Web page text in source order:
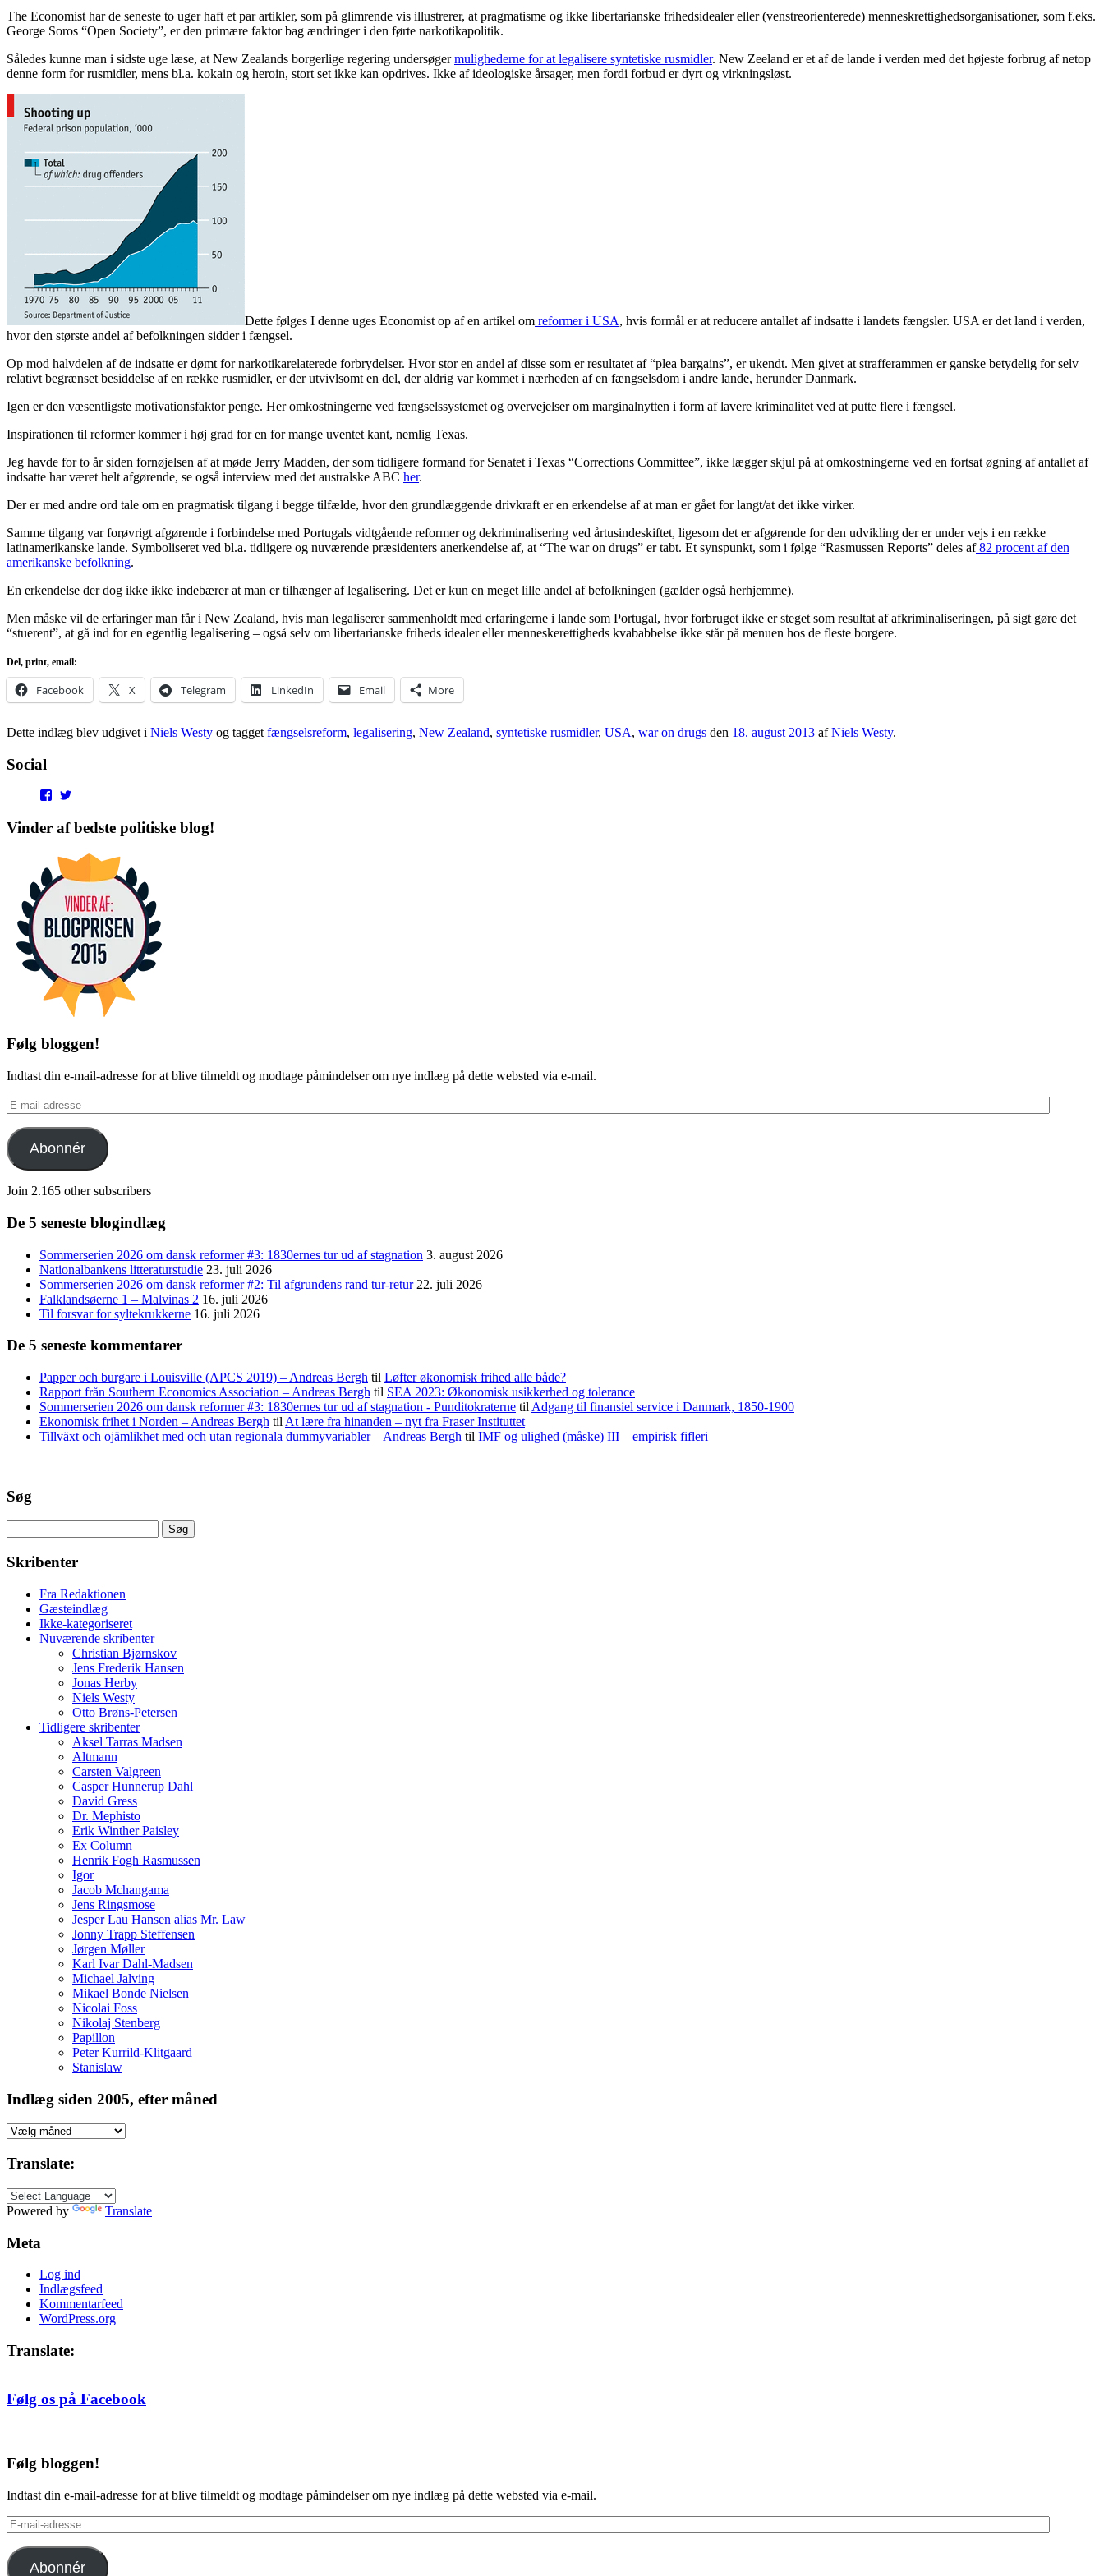
The Economist har de seneste to uger haft et par artikler, som på glimrende vis illustrerer, at pragmatisme og ikke libertarianske frihedsidealer eller (venstreorienterede) menneskrettighedsorganisationer, som f.eks.
George Soros “Open Society”, er den primære faktor bag ændringer i den førte narkotikapolitik.
Således kunne man i sidste uge læse, at New Zealands borgerlige regering undersøgermulighederne for at legalisere syntetiske rusmidler. New Zeeland er et af de lande i verden med det højeste forbrug af netop
denne form for rusmidler, mens bl.a. kokain og heroin, stort set ikke kan opdrives. Ikke af ideologiske årsager, men fordi forbud er dyrt og virkningsløst.
Dette følges I denne uges Economist op af en artikel om reformer i USA, hvis formål er at reducere antallet af indsatte i landets fængsler. USA er det land i verden,
hvor den største andel af befolkningen sidder i fængsel.
Op mod halvdelen af de indsatte er dømt for narkotikarelaterede forbrydelser. Hvor stor en andel af disse som er resultatet af “plea bargains”, er ukendt. Men givet at strafferammen er ganske betydelig for selv
relativt begrænset besiddelse af en række rusmidler, er der utvivlsomt en del, der aldrig var kommet i nærheden af en fængselsdom i andre lande, herunder Danmark.
Igen er den væsentligste motivationsfaktor penge. Her omkostningerne ved fængselssystemet og overvejelser om marginalnytten i form af lavere kriminalitet ved at putte flere i fængsel.
Inspirationen til reformer kommer i høj grad for en for mange uventet kant, nemlig Texas.
Jeg havde for to år siden fornøjelsen af at møde Jerry Madden, der som tidligere formand for Senatet i Texas “Corrections Committee”, ikke lægger skjul på at omkostningerne ved en fortsat øgning af antallet af
indsatte har været helt afgørende, se også interview med det australske ABC her.
Der er med andre ord tale om en pragmatisk tilgang i begge tilfælde, hvor den grundlæggende drivkraft er en erkendelse af at man er gået for langt/at det ikke virker.
Samme tilgang var forøvrigt afgørende i forbindelse med Portugals vidtgående reformer og dekriminalisering ved årtusindeskiftet, ligesom det er afgørende for den udvikling der er under vejs i en række
latinamerikanske lande. Symboliseret ved bl.a. tidligere og nuværende præsidenters anerkendelse af, at “The war on drugs” er tabt. Et synspunkt, som i følge “Rasmussen Reports” deles af82 procent af den
amerikanske befolkning.
En erkendelse der dog ikke ikke indebærer at man er tilhænger af legalisering. Det er kun en meget lille andel af befolkningen (gælder også herhjemme).
Men måske vil de erfaringer man får i New Zealand, hvis man legaliserer sammenholdt med erfaringerne i lande som Portugal, hvor forbruget ikke er steget som resultat af afkriminaliseringen, på sigt gøre det
“stuerent”, at gå ind for en egentlig legalisering – også selv om libertarianske friheds idealer eller menneskerettigheds kvababbelse ikke står på menuen hos de fleste borgere.
Del, print, email:
Facebook X Telegram LinkedIn Email More
Dette indlæg blev udgivet i Niels Westy og tagget fængselsreform, legalisering, New Zealand, syntetiske rusmidler, USA, war on drugs den 18. august 2013 afNiels Westy.
Social
View
profile
on
profile
on
Vinder af bedste politiske blog!
Følg bloggen!
Indtast din e-mail-adresse for at blive tilmeldt og modtage påmindelser om nye indlæg på dette websted via e-mail.
E-
mail-
adresse
Abonnér
Join 2.165 other subscribers
De 5 seneste blogindlæg
Sommerserien 2026 om dansk reformer #3: 1830ernes tur ud af stagnation 3. august 2026
Nationalbankens litteraturstudie 23. juli 2026
Sommerserien 2026 om dansk reformer #2: Til afgrundens rand tur-retur 22. juli 2026
Falklandsøerne 1 – Malvinas 2 16. juli 2026
Til forsvar for syltekrukkerne 16. juli 2026
De 5 seneste kommentarer
Papper och burgare i Louisville (APCS 2019) – Andreas Bergh til Løfter økonomisk frihed alle både?
Rapport från Southern Economics Association – Andreas Bergh til SEA 2023: Økonomisk usikkerhed og tolerance
Sommerserien 2026 om dansk reformer #3: 1830ernes tur ud af stagnation - Punditokraterne til Adgang til finansiel service i Danmark, 1850-1900
Ekonomisk frihet i Norden – Andreas Bergh til At lære fra hinanden – nyt fra Fraser Instituttet
Tillväxt och ojämlikhet med och utan regionala dummyvariabler – Andreas Bergh til IMF og ulighed (måske) III – empirisk fifleri
Søg
efter:
Skribenter
Fra Redaktionen
Gæsteindlæg
Ikke-kategoriseret
Nuværende skribenter
Christian Bjørnskov
Jens Frederik Hansen
Jonas Herby
Niels Westy
Otto Brøns-Petersen
Tidligere skribenter
Aksel Tarras Madsen
Altmann
Carsten Valgreen
Casper Hunnerup Dahl
David Gress
Dr. Mephisto
Erik Winther Paisley
Ex Column
Henrik Fogh Rasmussen
Igor
Jacob Mchangama
Jens Ringsmose
Jesper Lau Hansen alias Mr. Law
Jonny Trapp Steffensen
Jørgen Møller
Karl Ivar Dahl-Madsen
Michael Jalving
Mikael Bonde Nielsen
Nicolai Foss
Nikolaj Stenberg
Papillon
Peter Kurrild-Klitgaard
Stanislaw
Indlæg siden 2005, efter måned
Indlæg
2005,
måned
Translate:
Powered by Translate
Meta
Log ind
Indlægsfeed
Kommentarfeed
WordPress.org
Translate:
Følg os på Facebook
Følg bloggen!
Indtast din e-mail-adresse for at blive tilmeldt og modtage påmindelser om nye indlæg på dette websted via e-mail.
E-
mail-
adresse
Abonnér